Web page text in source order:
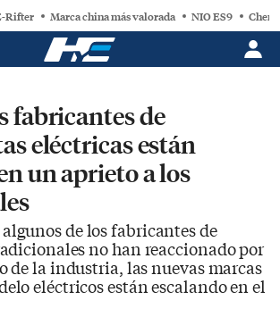
Rifter Marca china más valorada NIO ES9 Chery
fabricantes de
eléctricas están
un aprieto a los
de los fabricantes de
no han reaccionado por
de la industria, las nuevas marcas
eléctricos están escalando en el